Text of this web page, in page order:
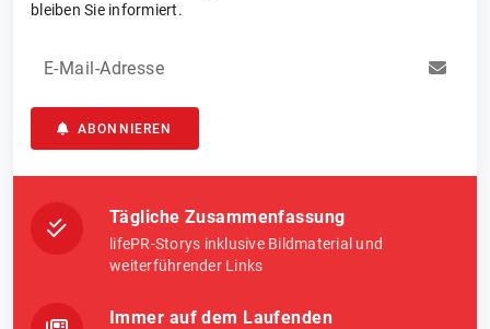
bleiben Sie informiert.
E-Mail-Adresse
ABONNIEREN
Tägliche Zusammenfassung
lifePR-Storys inklusive Bildmaterial und
weiterführender Links
Immer auf dem Laufenden